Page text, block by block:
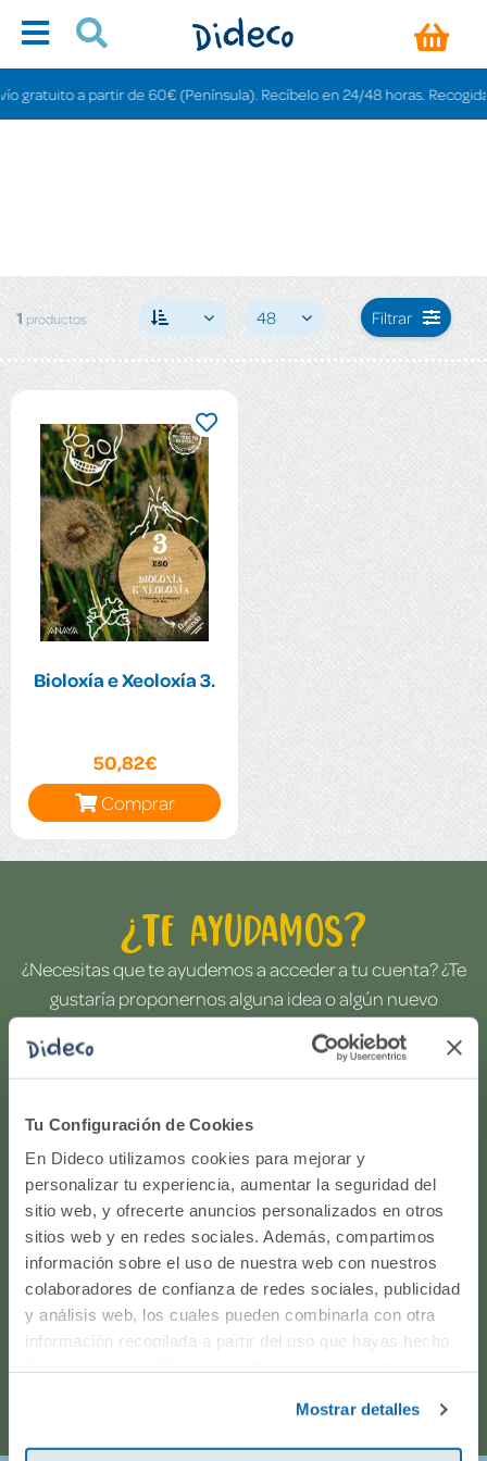
Tu Configuración de Cookies
En Dideco utilizamos cookies para mejorar y
personalizar tu experiencia, aumentar la seguridad del
sitio web, y ofrecerte anuncios personalizados en otros
sitios web y en redes sociales. Además, compartimos
información sobre el uso de nuestra web con nuestros
colaboradores de confianza de redes sociales, publicidad
y análisis web, los cuales pueden combinarla con otra
información recopilada a partir del uso que hayas hecho
Mostrar detalles
a partir de 60€ (Península). Recíbelo en 24/48 horas. Recogida
1 productos 48 Filtrar
Bioloxía e Xeoloxía 3.
50,82€
Comprar
¿Te ayudamos?
¿Necesitas que te ayudemos a acceder a tu cuenta? ¿Te
gustaría proponernos alguna idea o algún nuevo
producto? ¿Has realizado un pedido y quieres saber si
todo va viento en popa? Ponte en contacto con
nosotros.
916597360
Correo electrónico
Horario de atención telefónica: de Lunes a Viernes, de
9:00h a 17:00h.